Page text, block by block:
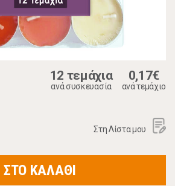
12 τεμάχια
ανά συσκευασία
0,17€
ανά τεμάχιο
Στη Λίστα μου
ΣΤΟ ΚΑΛΑΘΙ